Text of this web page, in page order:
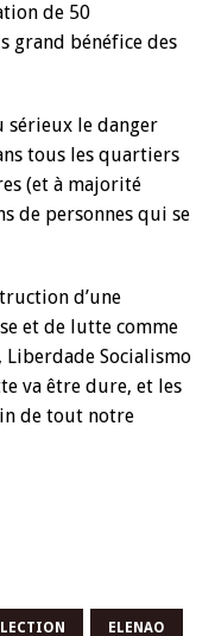
de 50
grand bénéfice des
sérieux le danger
tous les quartiers
(et à majorité
de personnes qui se
d’une
et de lutte comme
Socialismo
va être dure, et les
de tout notre
ELENAO